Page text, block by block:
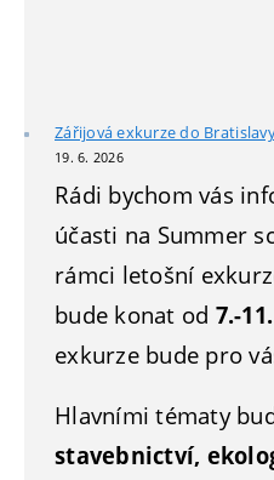
Zářijová exkurze do Bratislavy
19. 6. 2026
Rádi bychom vás
účasti na Summer
rámci letošní
bude konat od 7.-
exkurze bude pro
Hlavními tématy
stavebnictví,